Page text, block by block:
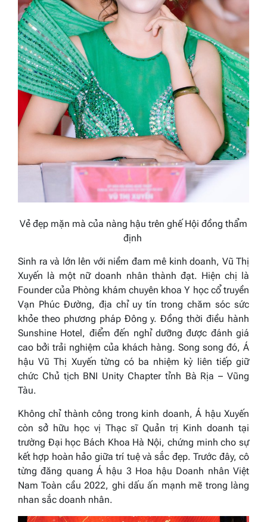
Vẻ đẹp mặn mà của nàng hậu trên ghế Hội đồng thẩm
định
Sinh ra và lớn lên với niềm đam mê kinh doanh, Vũ Thị
Xuyến là một nữ doanh nhân thành đạt. Hiện chị là
Founder của Phòng khám chuyên khoa Y học cổ truyền
Vạn Phúc Đường, địa chỉ uy tín trong chăm sóc sức
khỏe theo phương pháp Đông y. Đồng thời điều hành
Sunshine Hotel, điểm đến nghỉ dưỡng được đánh giá
cao bởi trải nghiệm của khách hàng. Song song đó, Á
hậu Vũ Thị Xuyến từng có ba nhiệm kỳ liên tiếp giữ
chức Chủ tịch BNI Unity Chapter tỉnh Bà Rịa – Vũng
Tàu.
Không chỉ thành công trong kinh doanh, Á hậu Xuyến
còn sở hữu học vị Thạc sĩ Quản trị Kinh doanh tại
trường Đại học Bách Khoa Hà Nội, chứng minh cho sự
kết hợp hoàn hảo giữa trí tuệ và sắc đẹp. Trước đây, cô
từng đăng quang Á hậu 3 Hoa hậu Doanh nhân Việt
Nam Toàn cầu 2022, ghi dấu ấn mạnh mẽ trong làng
nhan sắc doanh nhân.